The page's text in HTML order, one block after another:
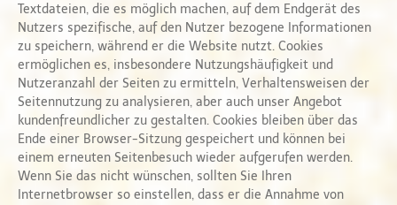
Textdateien, die es möglich machen, auf dem Endgerät des
Nutzers spezifische, auf den Nutzer bezogene Informationen
zu speichern, während er die Website nutzt. Cookies
ermöglichen es, insbesondere Nutzungshäufigkeit und
Nutzeranzahl der Seiten zu ermitteln, Verhaltensweisen der
Seitennutzung zu analysieren, aber auch unser Angebot
kundenfreundlicher zu gestalten. Cookies bleiben über das
Ende einer Browser-Sitzung gespeichert und können bei
einem erneuten Seitenbesuch wieder aufgerufen werden.
Wenn Sie das nicht wünschen, sollten Sie Ihren
Internetbrowser so einstellen, dass er die Annahme von